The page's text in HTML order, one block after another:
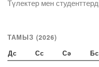
Түлектер мен
ТАМЫЗ (2026)
Дс Сс Сә Бс